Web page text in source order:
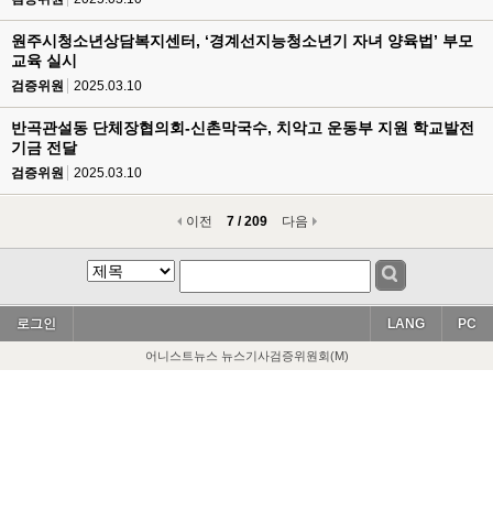
원주시청소년상담복지센터, ‘경계선지능청소년기 자녀 양육법’ 부모
교육 실시
검증위원 2025.03.10
반곡관설동 단체장협의회-신촌막국수, 치악고 운동부 지원 학교발전
기금 전달
검증위원 2025.03.10
이전 7 / 209 다음
로그인 PC
LANG
어니스트뉴스 뉴스기사검증위원회(M)